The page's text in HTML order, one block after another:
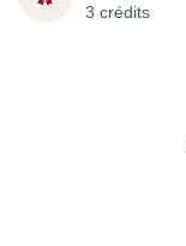
3 crédits